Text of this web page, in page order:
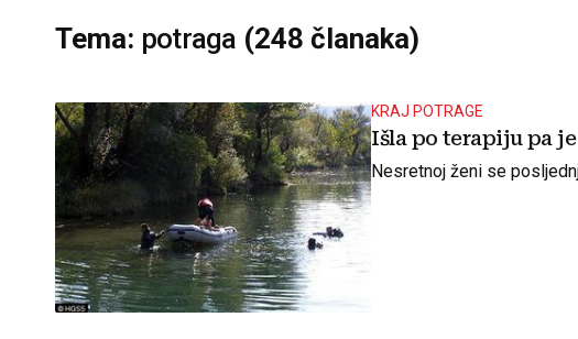
Tema: potraga (248 članaka)
KRAJ POTRAGE
Išla po terapiju pa
Nesretnoj ženi se